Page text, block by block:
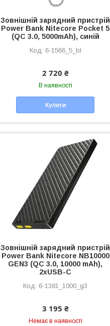
Зовнішній зарядний пристрій
Power Bank Nitecore Pocket 5
(QC 3.0, 5000mAh), синій
6-1566_5_bl
2 720 ₴
В наявності
Купити
Зовнішній зарядний пристрій
Power Bank Nitecore NB10000
GEN3 (QC 3.0, 10000 mAh),
2xUSB-C
6-1381_1000_g3
3 195 ₴
Немає в наявності